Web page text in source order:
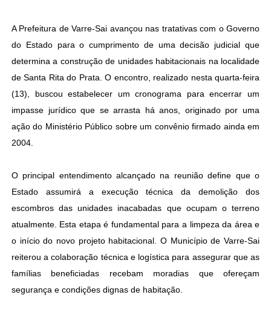
A Prefeitura de Varre-Sai avançou nas tratativas com o Governo
do Estado para o cumprimento de uma decisão judicial que
determina a construção de unidades habitacionais na localidade
de Santa Rita do Prata. O encontro, realizado nesta quarta-feira
(13), buscou estabelecer um cronograma para encerrar um
impasse jurídico que se arrasta há anos, originado por uma
ação do Ministério Público sobre um convênio firmado ainda em
2004.
O principal entendimento alcançado na reunião define que o
Estado assumirá a execução técnica da demolição dos
escombros das unidades inacabadas que ocupam o terreno
atualmente. Esta etapa é fundamental para a limpeza da área e
o início do novo projeto habitacional. O Município de Varre-Sai
reiterou a colaboração técnica e logística para assegurar que as
famílias beneficiadas recebam moradias que ofereçam
segurança e condições dignas de habitação.